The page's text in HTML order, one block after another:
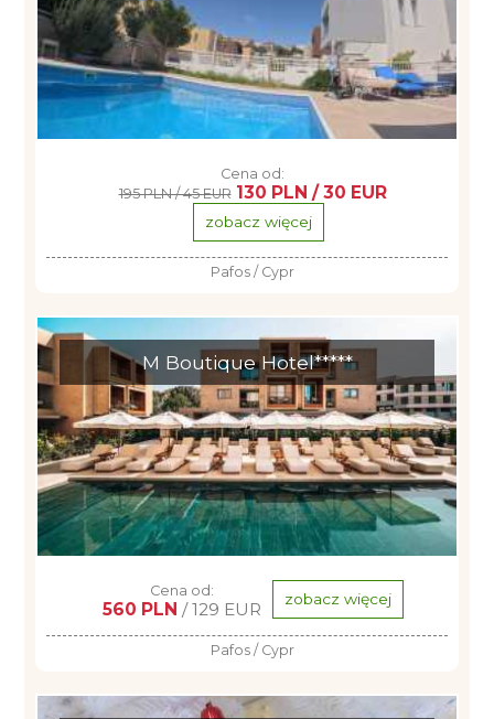
Cena od:
195 PLN / 45 EUR 130 PLN / 30 EUR
zobacz więcej
Pafos / Cypr
M Boutique Hotel*****
Cena od:
560 PLN / 129 EUR zobacz więcej
Pafos / Cypr